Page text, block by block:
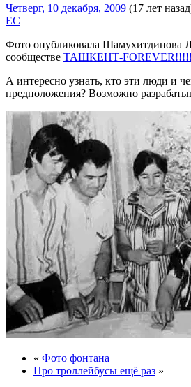
Четверг, 10 декабря, 2009 (17 лет
EC
Фото опубликовала Шамухитдинова
сообществе ТАШКЕНТ-FOREVER!!!!!
А интересно узнать, кто эти люди и
предположения? Возможно
« Фото фонтана
Про троллейбусы ещё раз »